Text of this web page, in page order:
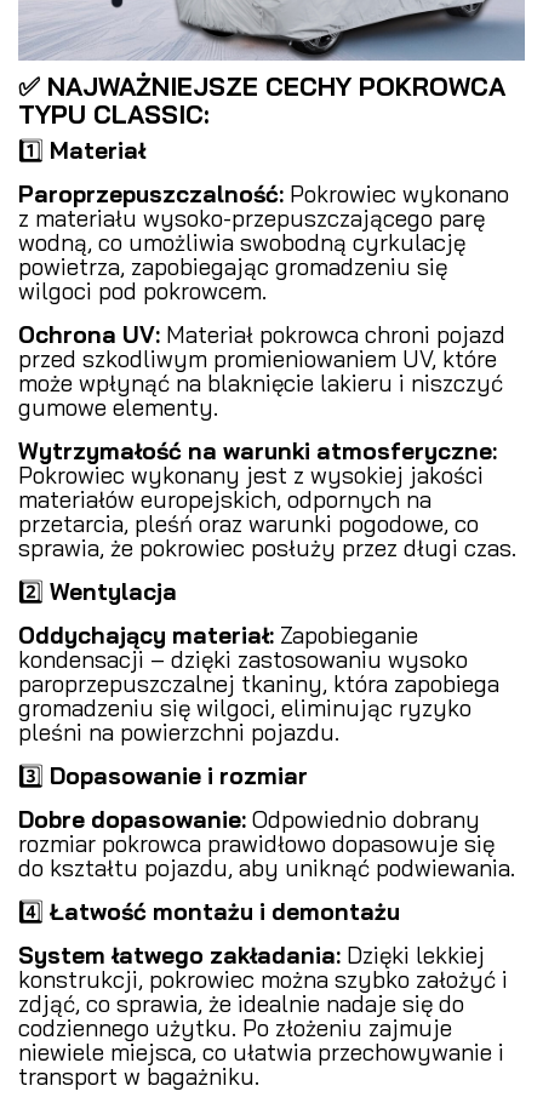
✅ NAJWAŻNIEJSZE CECHY POKROWCA
TYPU CLASSIC:
1️⃣ Materiał
Paroprzepuszczalność: Pokrowiec wykonano
z materiału wysoko-przepuszczającego parę
wodną, co umożliwia swobodną cyrkulację
powietrza, zapobiegając gromadzeniu się
wilgoci pod pokrowcem.
Ochrona UV: Materiał pokrowca chroni pojazd
przed szkodliwym promieniowaniem UV, które
może wpłynąć na blaknięcie lakieru i niszczyć
gumowe elementy.
Wytrzymałość na warunki atmosferyczne:
Pokrowiec wykonany jest z wysokiej jakości
materiałów europejskich, odpornych na
przetarcia, pleśń oraz warunki pogodowe, co
sprawia, że pokrowiec posłuży przez długi czas.
2️⃣ Wentylacja
Oddychający materiał: Zapobieganie
kondensacji – dzięki zastosowaniu wysoko
paroprzepuszczalnej tkaniny, która zapobiega
gromadzeniu się wilgoci, eliminując ryzyko
pleśni na powierzchni pojazdu.
3️⃣ Dopasowanie i rozmiar
Dobre dopasowanie: Odpowiednio dobrany
rozmiar pokrowca prawidłowo dopasowuje się
do kształtu pojazdu, aby uniknąć podwiewania.
4️⃣ Łatwość montażu i demontażu
System łatwego zakładania: Dzięki lekkiej
konstrukcji, pokrowiec można szybko założyć i
zdjąć, co sprawia, że idealnie nadaje się do
codziennego użytku. Po złożeniu zajmuje
niewiele miejsca, co ułatwia przechowywanie i
transport w bagażniku.